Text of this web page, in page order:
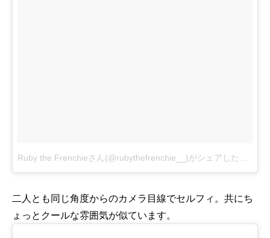
二人とも同じ角度からのカメラ目線でセルフィ。共にち
ょっとクールな雰囲気が似ています。